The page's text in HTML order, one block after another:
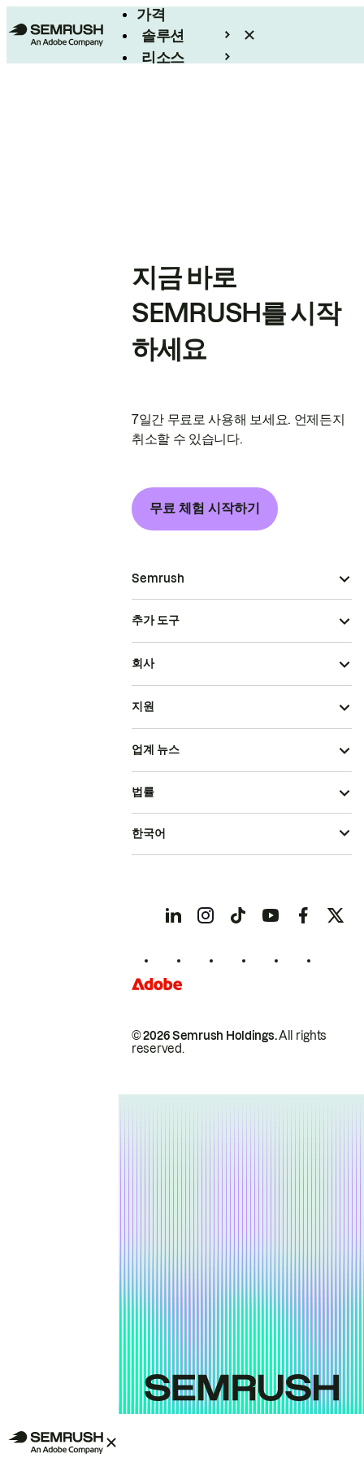
가격
솔루션
리소스
지금 바로
SEMRUSH를 시작
하세요
7일간 무료로 사용해 보세요. 언제든지
취소할 수 있습니다.
무료 체험 시작하기
Semrush
추가 도구
회사
지원
업계 뉴스
© 2026 Semrush Holdings.All rights
reserved.
법률
한국어